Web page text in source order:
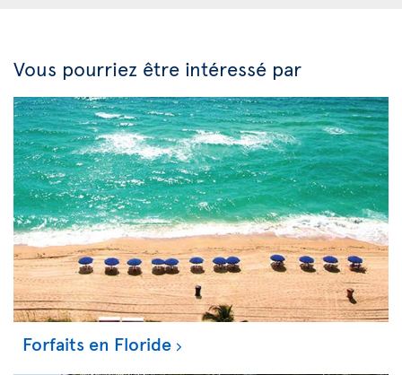
Vous pourriez être intéressé par
Forfaits en Floride